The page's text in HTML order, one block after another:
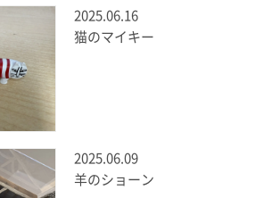
2025.06.16
猫のマイキー
2025.06.09
羊のショーン